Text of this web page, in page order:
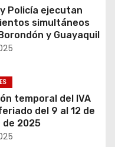
Policía ejecutan
simultáneos
y Guayaquil
temporal del IVA
del 9 al 12 de
2025